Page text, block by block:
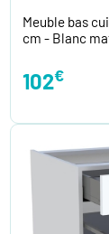
Meuble bas
cm - Blanc
102€